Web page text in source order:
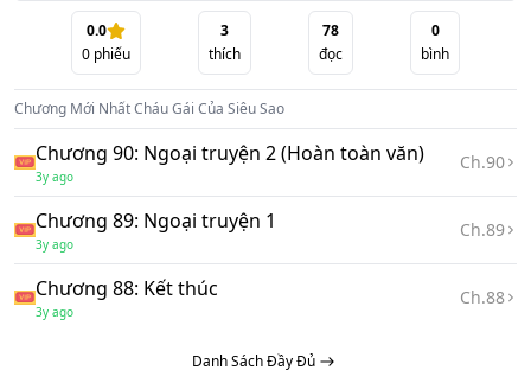
Có một đôi cha mẹ cực kì không đáng tin là như thế nào???
Hỏi cô bé Lục Chúc Chúc năm tuổi, chắc chắn không sai.
Cô bé vừa không được mẹ ngó ngàng, ba cô lại siêu bận
rộn, thế là nghĩ ra một cách cực kì hay ho, đem cô đưa đến
nhà ông nội chưa
từng gặp bao giờ.
đến nhà ông nội, cô nhóc cảm thấy dường như mình đã lọt
0.0
0 phiếu
3
thích
78
đọc
0
bình
Chương Mới NhấtCháu Gái Của Siêu Sao
Chương 90: Ngoại truyện 2 (Hoàn toàn văn)
3y ago
Ch.90
Chương 89: Ngoại truyện 1
3y ago
Ch.89
Chương 88: Kết thúc
3y ago
Ch.88
Danh Sách Đầy Đủ